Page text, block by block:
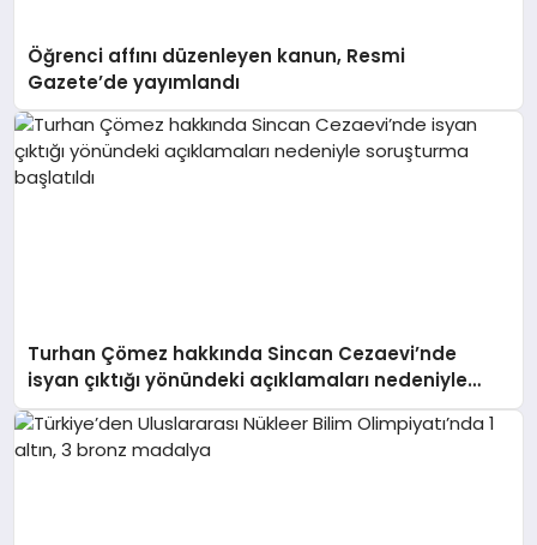
Öğrenci affını düzenleyen kanun, Resmi
Gazete’de yayımlandı
Turhan Çömez hakkında Sincan Cezaevi’nde
isyan çıktığı yönündeki açıklamaları nedeniyle
soruşturma başlatıldı